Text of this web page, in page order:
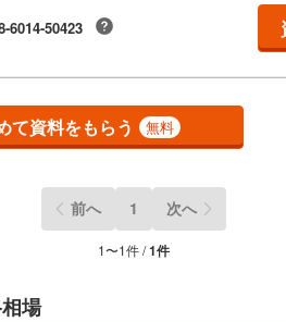
6014-50423
て資料をもらう 無料
前へ 1 次へ
1〜1件 /1件
場
郡酒々井町 (7)
芝山町(3)
睦沢町(21)
郡長柄町(10)
郡御宿町(1)